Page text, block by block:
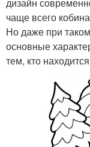
чаще всего
Но даже при
основные
тем, кто